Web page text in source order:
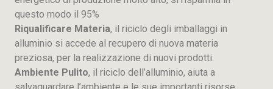
questo modo il 95%
Riqualificare Materia, il riciclo degli imballaggi in
alluminio si accede al recupero di nuova materia
preziosa, per la realizzazione di nuovi prodotti.
Ambiente Pulito, il riciclo dell’alluminio, aiuta a